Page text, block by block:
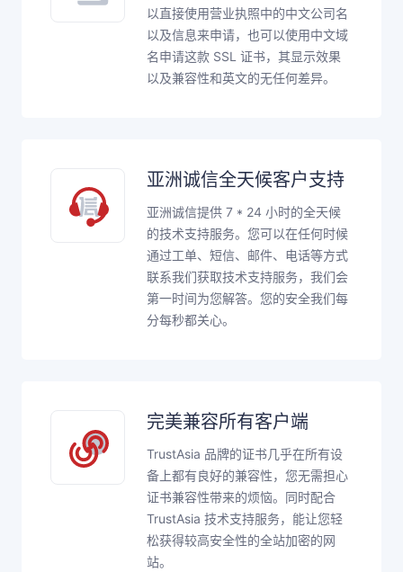
以直接使用营业执照中的中文公司名
以及信息来申请，也可以使用中文域
名申请这款 SSL 证书，其显示效果
以及兼容性和英文的无任何差异。
亚洲诚信全天候客户支持
亚洲诚信提供 7 * 24 小时的全天候
的技术支持服务。您可以在任何时候
通过工单、短信、邮件、电话等方式
联系我们获取技术支持服务，我们会
第一时间为您解答。您的安全我们每
分每秒都关心。
完美兼容所有客户端
TrustAsia 品牌的证书几乎在所有设
备上都有良好的兼容性，您无需担心
证书兼容性带来的烦恼。同时配合
TrustAsia 技术支持服务，能让您轻
松获得较高安全性的全站加密的网
站。